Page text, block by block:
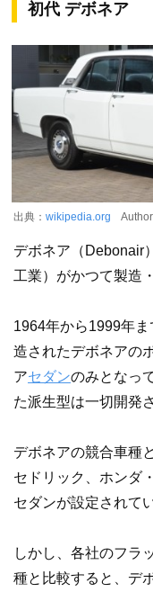
初代 デボネア
出典： wikipedia.org Author
デボネア（Debonair
工業）がかつて製造
1964年から1999年
造されたデボネアの
アセダンのみとなっ
た派生型は一切開発
デボネアの競合車種
セドリック、ホンダ
セダンが設定されて
しかし、各社のフラ
種と比較すると、デ